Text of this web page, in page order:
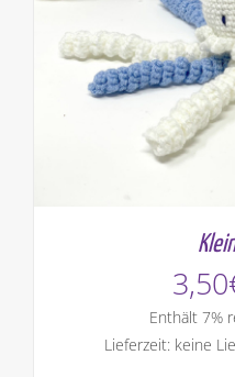
3,50
Enthält 7%
Lieferzeit: keine